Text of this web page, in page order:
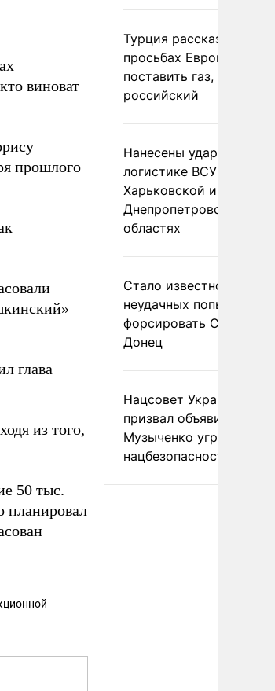
виноват
прошлого
глава
из того,
50 тыс.
планировал
Турция рассказала о
просьбах Европы
поставить газ, но не
российский
Нанесены удары по
логистике ВСУ в
Харьковской и
Днепропетровской
областях
Стало известно о
неудачных попытках
форсировать
Донец
Нацсовет Украины по
призвал объявить
Музыченко угрозой
нацбезопасности